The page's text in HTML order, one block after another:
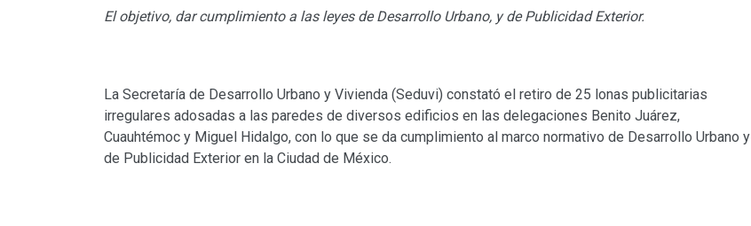
El objetivo, dar cumplimiento a las leyes de Desarrollo Urbano, y de Publicidad Exterior.
La Secretaría de Desarrollo Urbano y Vivienda (Seduvi) constató el retiro de 25 lonas publicitarias
irregulares adosadas a las paredes de diversos edificios en las delegaciones Benito Juárez,
Cuauhtémoc y Miguel Hidalgo, con lo que se da cumplimiento al marco normativo de Desarrollo Urbano y
de Publicidad Exterior en la Ciudad de México.